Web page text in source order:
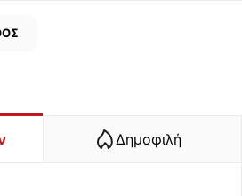
Δημοφιλή